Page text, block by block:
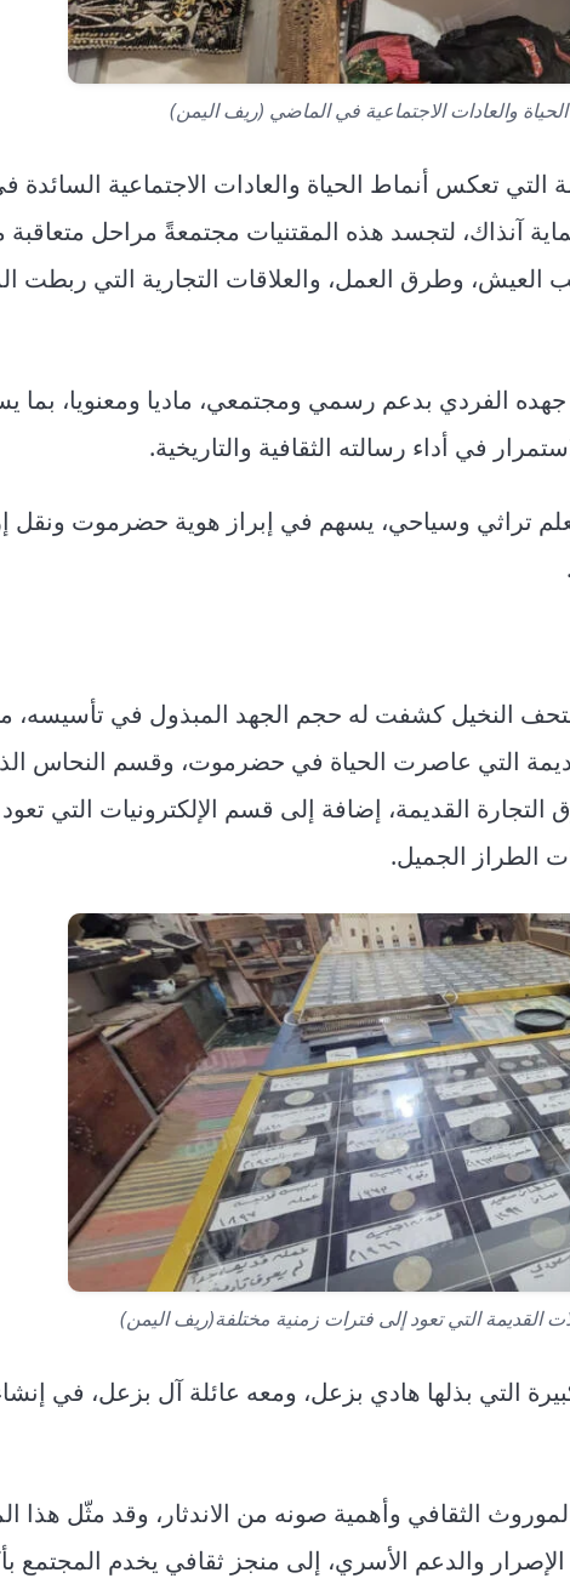
والعادات الاجتماعية في الماضي (ريف اليمن)
التي تعكس أنماط الحياة والعادات الاجتماعية السائدة
آنذاك، لتجسد هذه المقتنيات مجتمعةً مراحل متعاقبة
وطرق العمل، والعلاقات التجارية التي ربطت
الفردي بدعم رسمي ومجتمعي، ماديا ومعنويا، بما
في أداء رسالته الثقافية والتاريخية.
تراثي وسياحي، يسهم في إبراز هوية حضرموت ونقل
النخيل كشفت له حجم الجهد المبذول في تأسيسه،
التي عاصرت الحياة في حضرموت، وقسم النحاس
القديمة، إضافة إلى قسم الإلكترونيات التي
الطراز الجميل.
التي تعود إلى فترات زمنية مختلفة(ريف اليمن)
التي بذلها هادي بزعل، ومعه عائلة آل بزعل، في
الثقافي وأهمية صونه من الاندثار، وقد مثّل هذا
والدعم الأسري، إلى منجز ثقافي يخدم المجتمع